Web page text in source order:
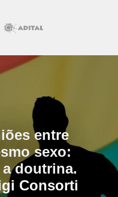
entre
sexo:
doutrina.
Consorti